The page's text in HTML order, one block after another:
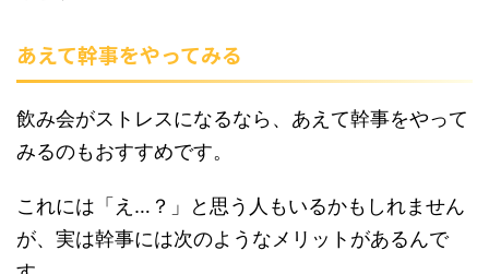
あえて幹事をやってみる
飲み会がストレスになるなら、あえて幹事をやって
みるのもおすすめです。
これには「え…？」と思う人もいるかもしれません
が、実は幹事には次のようなメリットがあるんで